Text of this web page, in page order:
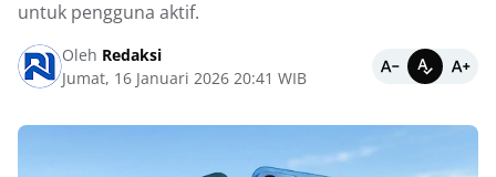
untuk pengguna aktif.
Oleh Redaksi
Jumat, 16 Januari 2026 20:41 WIB